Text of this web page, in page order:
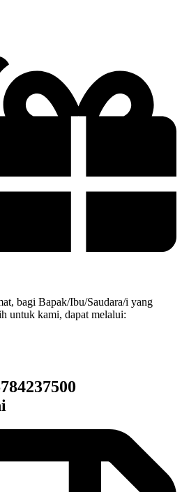
bagi Bapak/Ibu/Saudara/i yang
untuk kami, dapat melalui: